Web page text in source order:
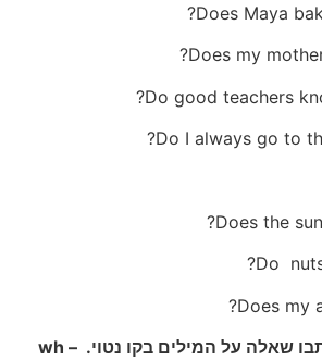
Does Maya
Does my
Do good teachers
Do I always go to
Does the
Do
Does my
שאלות פתוחות: כתבו שאלה על המילים בקו נטוי. – wh